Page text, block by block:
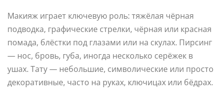
Макияж играет ключевую роль: тяжёлая чёрная
подводка, графические стрелки, чёрная или красная
помада, блёстки под глазами или на скулах. Пирсинг
— нос, бровь, губа, иногда несколько серёжек в
ушах. Тату — небольшие, символические или просто
декоративные, часто на руках, ключицах или бёдрах.